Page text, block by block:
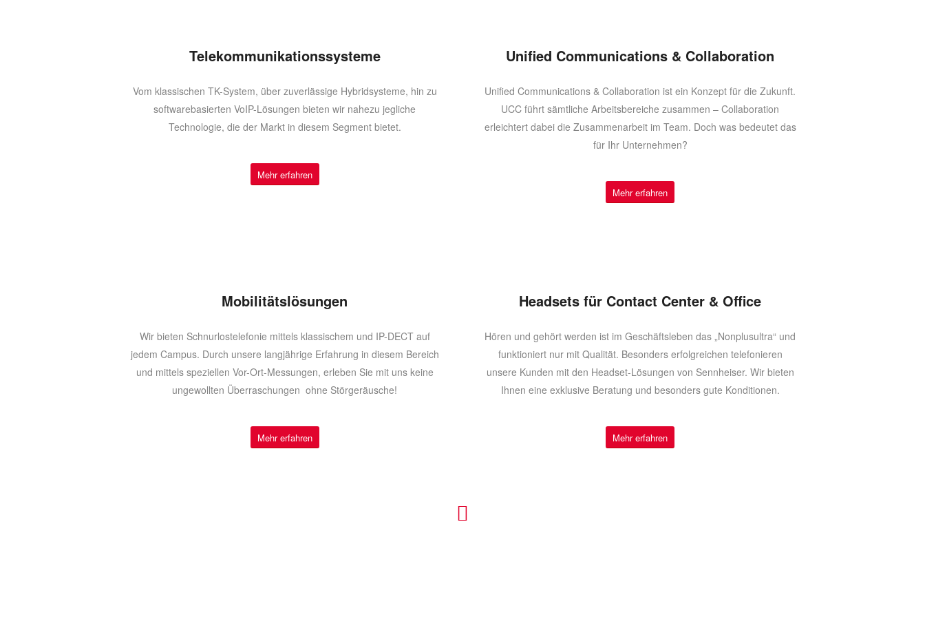
Telekommunikationssysteme
Vom klassischen TK­-System, über zuverlässige Hybridsysteme, hin zu
software­basierten VoIP­-Lösungen bieten wir nahezu jegliche
Technologie, die der Markt in diesem Segment bietet.
Mehr erfahren
Unified Communications & Collaboration
Unified Communications & Collaboration ist ein Konzept für die Zukunft.
UCC führt sämtliche Arbeitsbereiche zusammen – Collaboration
erleichtert dabei die Zusammenarbeit im Team. Doch was bedeutet das
für Ihr Unternehmen?
Mehr erfahren
Mobilitätslösungen
Wir bieten Schnurlostelefonie mittels klassischem und IP-DECT auf
jedem Campus. Durch unsere langjährige Erfahrung in diesem Bereich
und mittels speziellen Vor­-Ort-Messungen, erleben Sie mit uns keine
ungewollten Überraschungen ­ ohne Störgeräusche!
Mehr erfahren
Headsets für Contact Center & Office
Hören und gehört werden ist im Geschäftsleben das „Nonplusultra“ und
funktioniert nur mit Qualität. Besonders erfolgreichen telefonieren
unsere Kunden mit den Headset-Lösungen von Sennheiser. Wir bieten
Ihnen eine exklusive Beratung und besonders gute Konditionen.
Mehr erfahren